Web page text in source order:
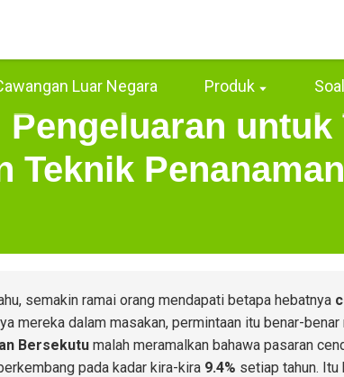
Luar Negara Produk
Teknik
semakin ramai orang mendapati betapa hebatnya
mereka dalam masakan, permintaan itu benar-
Bersekutu malah meramalkan bahawa pasaran
pada kadar kira-kira 9.4% setiap tahun.